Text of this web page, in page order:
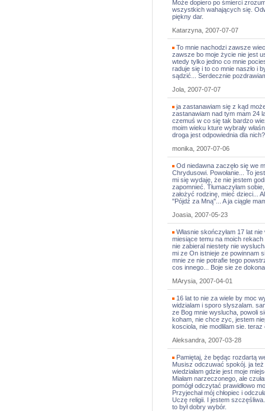
Może dopiero po śmierci
wszystkich wahających się.
piękny dar.
Katarzyna, 2007-07-07
To mnie nachodzi zawsze
zawsze bo moje życie nie jest
wtedy tylko jedno co mnie
raduje się i to co mnie naszło i
sądzić... Serdecznie
Jola, 2007-07-07
ja zastanawiam się z kąd
zastanawiam nad tym mam 24
czemuś w co się tak bardzo
moim wieku kture wybrały
droga jest odpowiednia dla nich?
monika, 2007-07-06
Od niedawna zaczęło się we
Chrydusowi. Powołanie... To
mi się wydaję, że nie jestem
zapomnieć. Tłumaczyłam
założyć rodzinę, mieć dzieci...
"Pójdź za Mną"... A ja ciągle
Joasia, 2007-05-23
Własnie skończyłam 17 lat
miesiące temu na moich rekach
nie zabieral niestety nie
mi ze On istnieje ze powinnam
mnie ze nie potrafie tego
cos innego... Boje sie ze
MArysia, 2007-04-01
16 lat to nie za wiele by moc
widzialam i sporo slyszalam.
ze Bog mnie wyslucha, powoli
koham, nie chce zyc, jestem
kosciola, nie modlilam sie.
Aleksandra, 2007-03-28
Pamiętaj, że będąc rozdartą
Musisz odczuwać spokój. ja
wiedziałam gdzie jest moje
Miałam narzeczonego, ale
pomógł odczytać prawidłowo
Przyjechał mój chłopiec i
Uczę religii. I jestem
to był dobry wybór.